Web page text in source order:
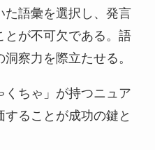
た語彙を選択し、発言
とが不可欠である。語
察力を際立たせる。
ちゃ」が持つニュア
ることが成功の鍵と